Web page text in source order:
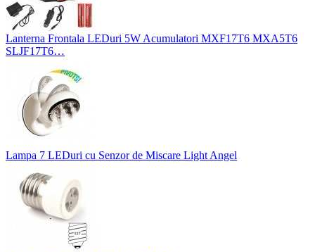
Lanterna Frontala LEDuri 5W Acumulatori MXF17T6 MXA5T6
SLJF17T6…
Lampa 7 LEDuri cu Senzor de Miscare Light Angel